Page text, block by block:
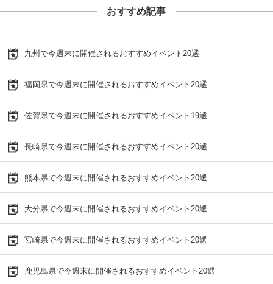
おすすめ記事
九州で今週末に開催されるおすすめイベント20選
福岡県で今週末に開催されるおすすめイベント20選
佐賀県で今週末に開催されるおすすめイベント19選
長崎県で今週末に開催されるおすすめイベント20選
熊本県で今週末に開催されるおすすめイベント20選
大分県で今週末に開催されるおすすめイベント20選
宮崎県で今週末に開催されるおすすめイベント20選
鹿児島県で今週末に開催されるおすすめイベント20選